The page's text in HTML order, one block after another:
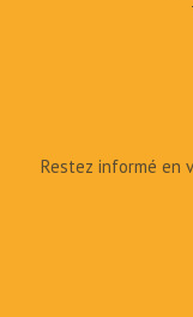
Restez informé en